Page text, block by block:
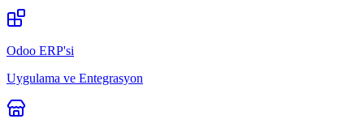
Odoo ERP'si
Uygulama ve Entegrasyon